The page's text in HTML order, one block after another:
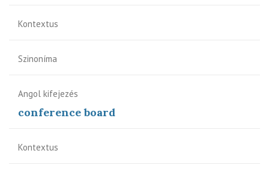
Kontextus
Szinoníma
Angol kifejezés
conference board
Kontextus